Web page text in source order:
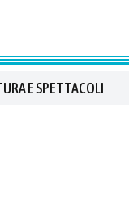
E SPETTACOLI